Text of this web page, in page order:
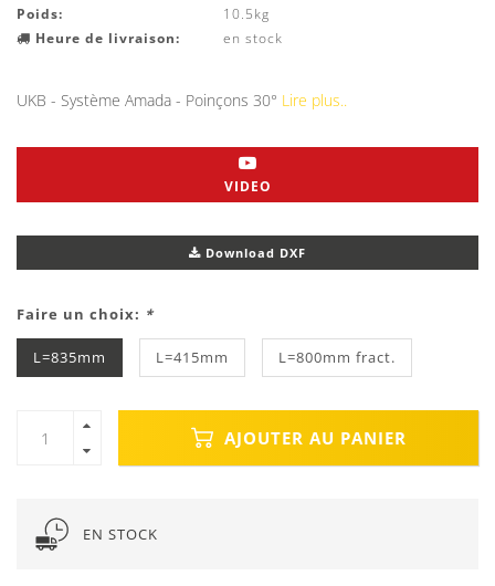
Poids:
10.5kg
Heure de livraison:
en stock
UKB - Système Amada - Poinçons 30° Lire plus..
VIDEO
Download DXF
Faire un choix: *
L=835mm L=415mm L=800mm fract.
AJOUTER AU PANIER
EN STOCK